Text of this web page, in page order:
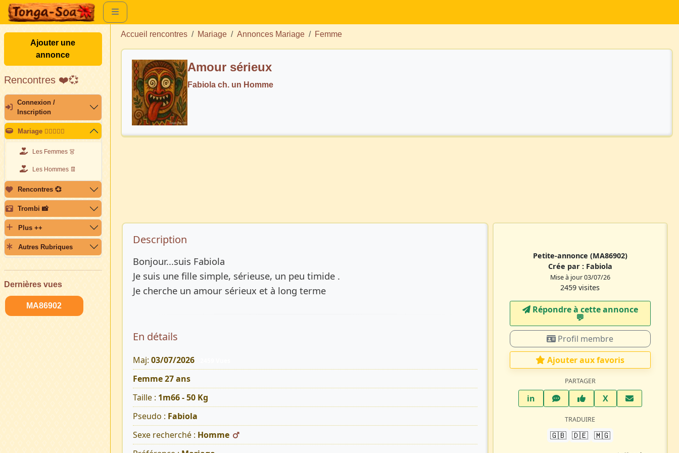
Ajouter une
annonce
Rencontres ❤️💞
Connexion /
Inscription
Mariage 👩🏽‍❤️‍👨🏽
Les Femmes 👗
Les Hommes 👖
Rencontres 💞
Trombi 📸
Plus ++
Autres Rubriques
Dernières vues
MA86902
Accueil rencontres Mariage Annonces Mariage Femme
Amour sérieux
Fabiola ch. un Homme
Description de l’annonce
Description
Bonjour...suis Fabiola
Je suis une fille simple, sérieuse, un peu timide .
Je cherche un amour sérieux et à long terme
En détails
Maj: 03/07/2026
Femme 27 ans
Taille : 1m66 - 50 Kg
Pseudo : Fabiola
Sexe recherché : Homme
Petite-annonce (MA86902)
Crée par : Fabiola
Mise à jour 03/07/26
2459 visites
Répondre à cette annonce
💬​
Profil membre
Ajouter aux favoris
PARTAGER
inLinkedInWhatsAppFacebook
XTwitter X
TRADUIRE
🇬🇧 🇩🇪 🇲🇬